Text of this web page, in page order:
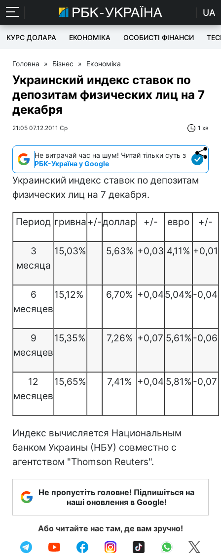
UA
КУРС ДОЛАРА ЕКОНОМІКА ОСОБИСТІ ФІНАНСИ
Головна » Бізнес » Економіка
Украинский индекс ставок по
депозитам физических лиц на 7
декабря
21:05 07.12.2011 Ср 1 хв
Не витрачай час на шум! Читай тільки суть з
РБК-Україна у Google
Украинский индекс ставок по депозитам
физических лиц на 7 декабря.
Период гривна+/-доллар +/- евро +/-
3
месяца
15,03% 5,63% +0,03 4,11% +0,01
6
месяцев
15,12% 6,70% +0,045,04%-0,04
9
месяцев
15,35% 7,26% +0,07 5,61% -0,06
12
месяцев
15,65% 7,41% +0,04 5,81% -0,07
Индекс вычисляется Национальным
банком Украины (НБУ) совместно с
агентством "Thomson Reuters".
Не пропустіть головне! Підпишіться на
наші оновлення в Google!
Або читайте нас там, де вам зручно!